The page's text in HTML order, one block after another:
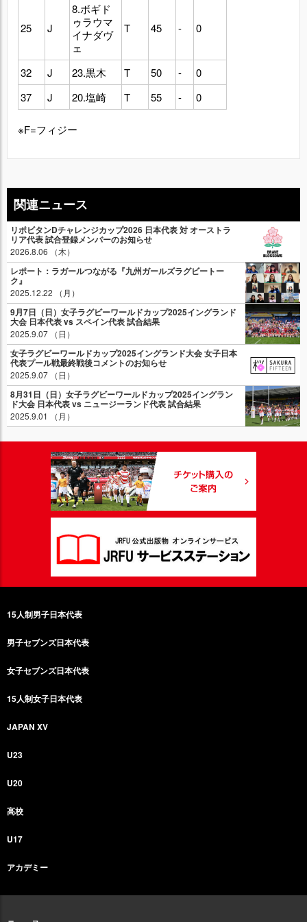
25 J
8.ボギド
ゥラウマ
イナダヴ
ェ
T 45 - 0
32 J 23.黒木 T 50 -
0
37
J 20.塩崎 T 55 - 0
※F=フィジー
関連ニュース
リポビタンDチャレンジカップ2026 日本代表 対 オーストラ
リア代表 試合登録メンバーのお知らせ
2026.8.06 （木）
レポート：ラガールつながる『九州ガールズラグビートー
ク』
2025.12.22 （月）
9月7日（日）女子ラグビーワールドカップ2025イングランド
大会 日本代表 vs スペイン代表 試合結果
2025.9.07 （日）
女子ラグビーワールドカップ2025イングランド大会 女子日本
代表プール戦最終戦後コメントのお知らせ
2025.9.07 （日）
8月31日（日）女子ラグビーワールドカップ2025イングラン
ド大会 日本代表 vs ニュージーランド代表 試合結果
2025.9.01 （月）
15人制男子日本代表
男子セブンズ日本代表
女子セブンズ日本代表
15人制女子日本代表
JAPAN XV
U23
U20
高校
U17
アカデミー